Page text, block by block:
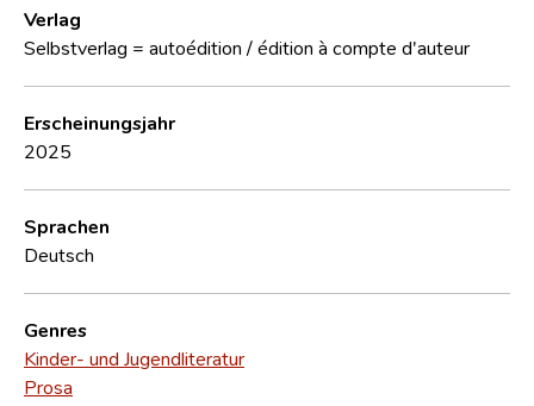
Verlag
Selbstverlag = autoédition / édition à compte d'auteur
Erscheinungsjahr
2025
Sprachen
Deutsch
Genres
Kinder- und Jugendliteratur
Prosa